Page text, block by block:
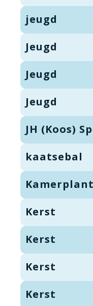
jeugd
Jeugd
Jeugd
Jeugd
JH (Koos)
kaatsebal
Kerst
Kerst
Kerst
Kerst